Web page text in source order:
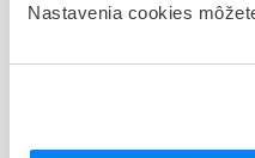
Nastavenia cookies
58 - HYPOTENSIVA